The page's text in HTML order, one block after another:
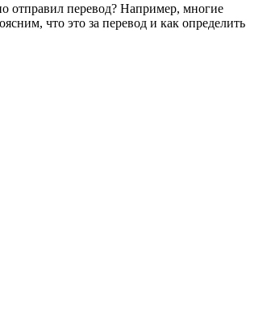
отправил перевод? Например, многие
что это за перевод и как определить